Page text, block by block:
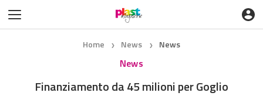
Home ❯ News ❯ News
News
Finanziamento da 45 milioni per Goglio